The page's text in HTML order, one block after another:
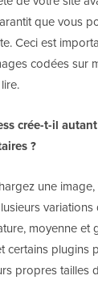
toujours
de votre site
que vous
Ceci est
?
une image,
variations
moyenne et
plugins